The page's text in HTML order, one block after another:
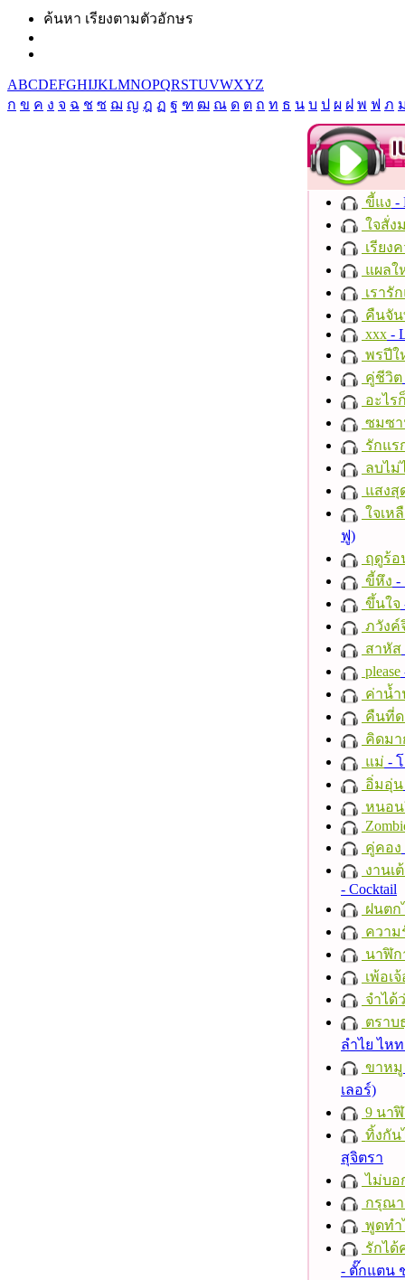
ค้นหา เรียงตามตัวอักษร
ABCDEFGHIJKLMNOPQRSTUVWXYZ
ก ข ค ง จ ฉ ช ซ ฌ ญ ฎ ฏ ฐ ฑ ฒ ณ ด ต ถ ท ธ น บ ป ผ ฝ พ ฟ ภ
ขี้แง -
ใจสั่ง
เรียง
แผลใ
เรารั
คืนจั
xxx -
พรปีใ
คู่ชีวิต
อะไร
ซมซ
รักแร
ลบไม่
แสงสุ
ใจเห
ฟู)
ฤดูร้อ
ขี้หึง -
ขึ้นใจ
ภวังค์
สาหัส
please
ค่าน้
คืนที่ด
คิดมา
แม่ -
อิ่มอุ่น
หนอน
คู่คอง
งานเ
- Cocktail
ฝนตก
ความ
นาฬิก
เพ้อเ
จำได้
ตราบ
ลำไย ไห
ขาหมู
เลอร์)
9 นา
ทิ้งกัน
สุจิตรา
ไม่บอ
กรุณา
พูดทำ
รักได้
- ตั๊กแตน